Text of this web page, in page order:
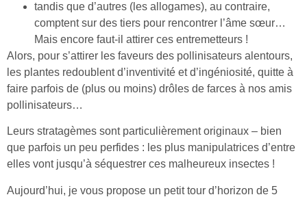
tandis que d’autres (les allogames), au contraire,
comptent sur des tiers pour rencontrer l’âme sœur…
Mais encore faut-il attirer ces entremetteurs !
Alors, pour s’attirer les faveurs des pollinisateurs alentours,
les plantes redoublent d’inventivité et d’ingéniosité, quitte à
faire parfois de (plus ou moins) drôles de farces à nos amis
pollinisateurs…
Leurs stratagèmes sont particulièrement originaux – bien
que parfois un peu perfides : les plus manipulatrices d’entre
elles vont jusqu’à séquestrer ces malheureux insectes !
Aujourd’hui, je vous propose un petit tour d’horizon de 5